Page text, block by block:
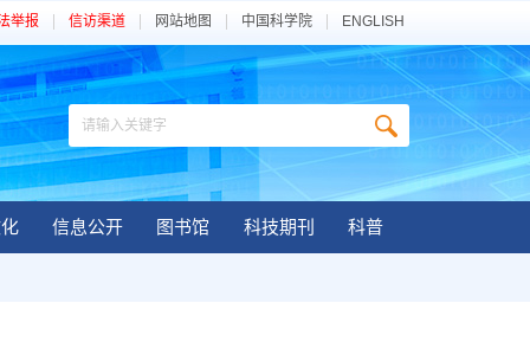
举报 信访渠道 网站地图 中国科学院 ENGLISH
信息公开 图书馆 科技期刊 科普